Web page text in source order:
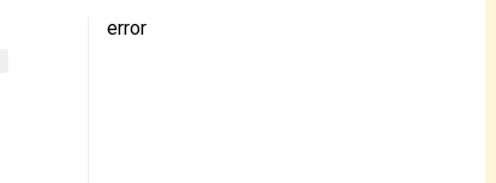
error